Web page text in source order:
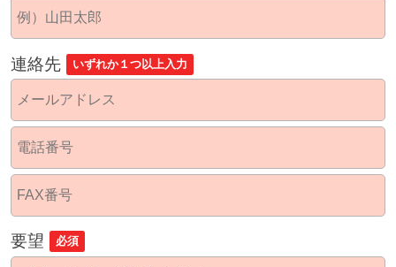
連絡先 いずれか１つ以上入力
要望 必須